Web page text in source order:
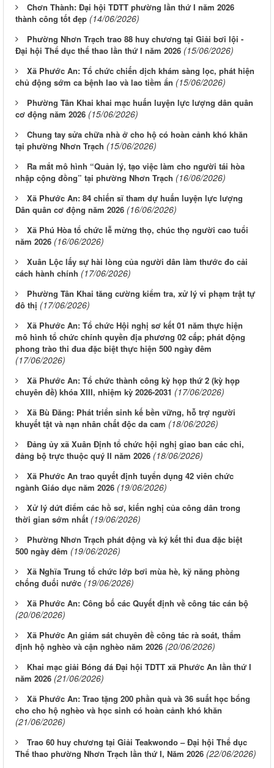
Chơn Thành: Đại hội TDTT phường lần thứ I năm 2026
thành công tốt đẹp (14/06/2026)
Phường Nhơn Trạch trao 88 huy chương tại Giải bơi lội -
Đại hội Thể dục thể thao lần thứ I năm 2026 (15/06/2026)
Xã Phước An: Tổ chức chiến dịch khám sàng lọc, phát hiện
chủ động sớm ca bệnh lao và lao tiềm ẩn (15/06/2026)
Phường Tân Khai khai mạc huấn luyện lực lượng dân quân
cơ động năm 2026 (15/06/2026)
Chung tay sửa chữa nhà ở cho hộ có hoàn cảnh khó khăn
tại phường Nhơn Trạch (15/06/2026)
Ra mắt mô hình “Quản lý, tạo việc làm cho người tái hòa
nhập cộng đồng” tại phường Nhơn Trạch (16/06/2026)
Xã Phước An: 84 chiến sĩ tham dự huấn luyện lực lượng
Dân quân cơ động năm 2026 (16/06/2026)
Xã Phú Hòa tổ chức lễ mừng thọ, chúc thọ người cao tuổi
năm 2026 (16/06/2026)
Xuân Lộc lấy sự hài lòng của người dân làm thước đo cải
cách hành chính (17/06/2026)
Phường Tân Khai tăng cường kiểm tra, xử lý vi phạm trật tự
đô thị (17/06/2026)
Xã Phước An: Tổ chức Hội nghị sơ kết 01 năm thực hiện
mô hình tổ chức chính quyền địa phương 02 cấp; phát động
phong trào thi đua đặc biệt thực hiện 500 ngày đêm
(17/06/2026)
Xã Phước An: Tổ chức thành công kỳ họp thứ 2 (kỳ họp
chuyên đề) khóa XIII, nhiệm kỳ 2026-2031 (17/06/2026)
Xã Bù Đăng: Phát triển sinh kế bền vững, hỗ trợ người
khuyết tật và nạn nhân chất độc da cam (18/06/2026)
Đảng ủy xã Xuân Định tổ chức hội nghị giao ban các chi,
đảng bộ trực thuộc quý II năm 2026 (18/06/2026)
Xã Phước An trao quyết định tuyển dụng 42 viên chức
ngành Giáo dục năm 2026 (19/06/2026)
Xử lý dứt điểm các hồ sơ, kiến nghị của công dân trong
thời gian sớm nhất (19/06/2026)
Phường Nhơn Trạch phát động và ký kết thi đua đặc biệt
500 ngày đêm (19/06/2026)
Xã Nghĩa Trung tổ chức lớp bơi mùa hè, kỹ năng phòng
chống đuối nước (19/06/2026)
Xã Phước An: Công bố các Quyết định về công tác cán bộ
(20/06/2026)
Xã Phước An giám sát chuyên đề công tác rà soát, thẩm
định hộ nghèo và cận nghèo năm 2026 (20/06/2026)
Khai mạc giải Bóng đá Đại hội TDTT xã Phước An lần thứ I
năm 2026 (21/06/2026)
Xã Phước An: Trao tặng 200 phần quà và 36 suất học bổng
cho cho hộ nghèo và học sinh có hoàn cảnh khó khăn
(21/06/2026)
Trao 60 huy chương tại Giải Teakwondo – Đại hội Thể dục
Thể thao phường Nhơn Trạch lần thứ I, Năm 2026 (22/06/2026)